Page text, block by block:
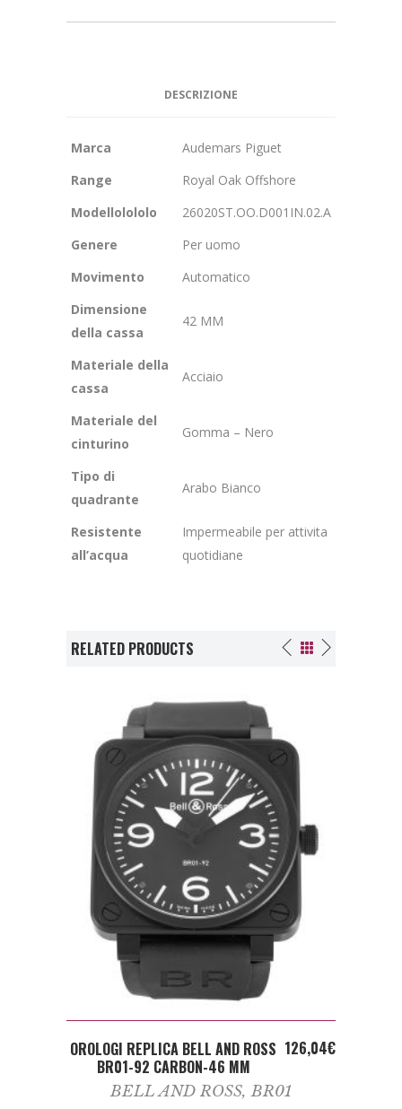
DESCRIZIONE
Marca
Audemars Piguet
Range
Royal Oak Offshore
Modellolololo
26020ST.OO.D001IN.02.A
Genere
Per uomo
Movimento
Automatico
Dimensione
della cassa
42 MM
Materiale della
cassa
Acciaio
Materiale del
cinturino
Gomma – Nero
Tipo di
quadrante
Arabo Bianco
Resistente
all’acqua
Impermeabile per attivita
quotidiane
RELATED PRODUCTS
ADD TO CART
OROLOGI REPLICA BELL AND ROSS
BR01-92 CARBON-46 MM
126,04€
BELL AND ROSS,BR01